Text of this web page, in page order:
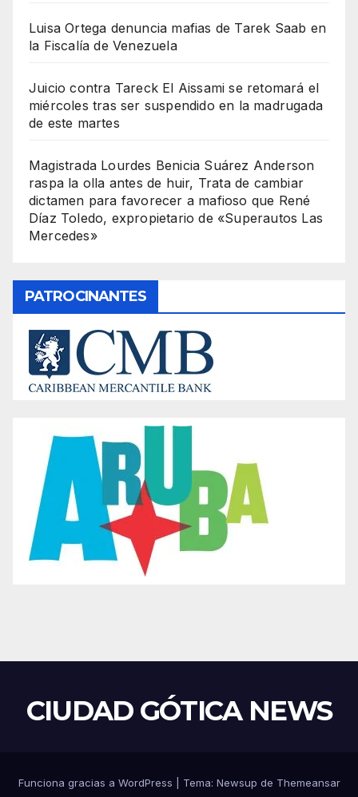
Luisa Ortega denuncia mafias de Tarek Saab en
la Fiscalía de Venezuela
Juicio contra Tareck El Aissami se retomará el
miércoles tras ser suspendido en la madrugada
de este martes
Magistrada Lourdes Benicia Suárez Anderson
raspa la olla antes de huir, Trata de cambiar
dictamen para favorecer a mafioso que René
Díaz Toledo, expropietario de «Superautos Las
Mercedes»
PATROCINANTES
CIUDAD GÓTICA NEWS
Funciona gracias a WordPress Tema: Newsup de Themeansar